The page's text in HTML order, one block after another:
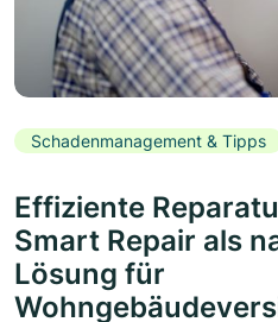
Schadenmanagement & Tipps
Effiziente
Smart Repair als
Lösung für